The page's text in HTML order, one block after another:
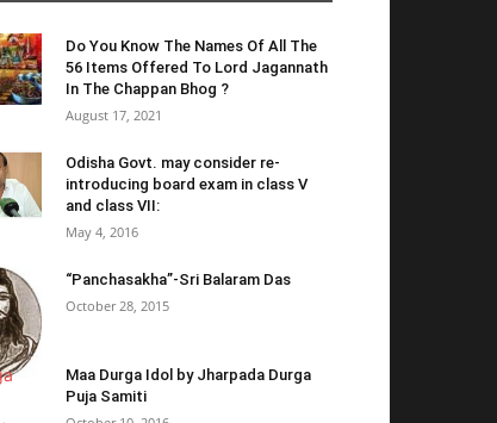
Do You Know The Names Of All The
56 Items Offered To Lord Jagannath
In The Chappan Bhog ?
August 17, 2021
Odisha Govt. may consider re-
introducing board exam in class V
and class VII:
May 4, 2016
“Panchasakha”-Sri Balaram Das
October 28, 2015
Maa Durga Idol by Jharpada Durga
Puja Samiti